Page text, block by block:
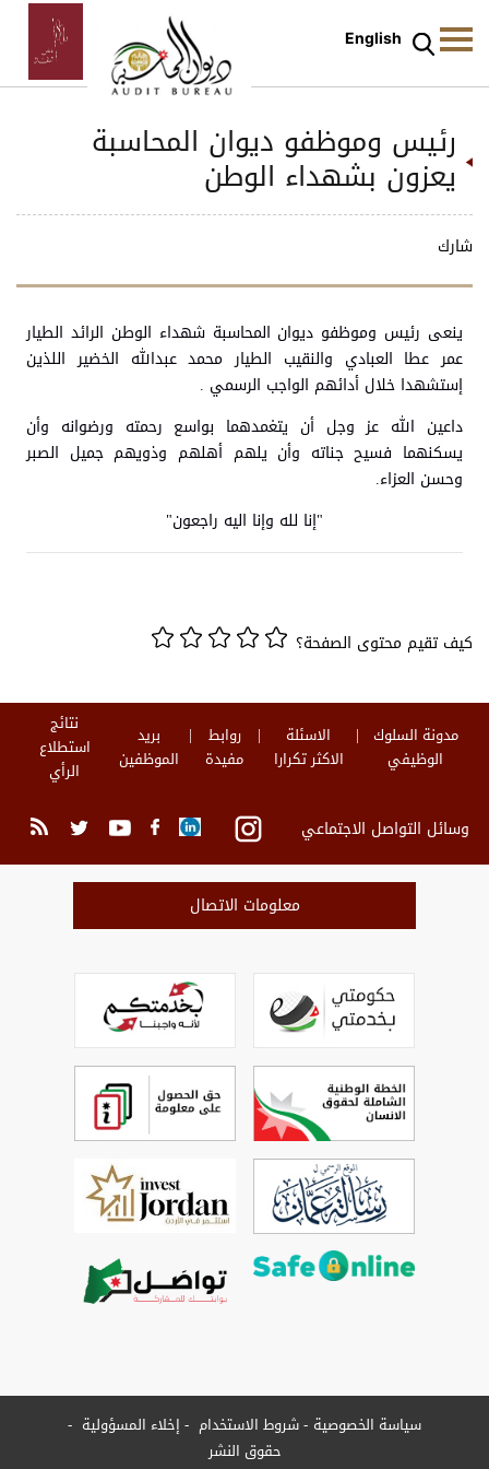
English
رئيس وموظفو ديوان المحاسبة
يعزون بشهداء الوطن
شارك
ينعى رئيس وموظفو ديوان المحاسبة شهداء الوطن الرائد الطيار
عمر عطا العبادي والنقيب الطيار محمد عبدالله الخضير اللذين
إستشهدا خلال أدائهم الواجب الرسمي .
داعين الله عز وجل أن يتغمدهما بواسع رحمته ورضوانه وأن
يسكنهما فسيح جناته وأن يلهم أهلهم وذويهم جميل الصبر
وحسن العزاء.
"إنا لله وإنا اليه راجعون"
كيف تقيم محتوى الصفحة؟
مدونة السلوك
الوظيفي
الاسئلة
الاكثر تكرارا
روابط
مفيدة
بريد
الموظفين
نتائج
استطلاع
الرأي
وسائل التواصل الاجتماعي
معلومات الاتصال
سياسة الخصوصية شروط الاستخدام
إخلاء المسؤولية
حقوق النشر